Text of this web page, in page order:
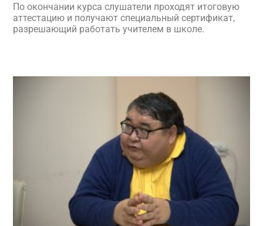
По окончании курса слушатели проходят итоговую
аттестацию и получают специальный сертификат,
разрешающий работать учителем в школе.